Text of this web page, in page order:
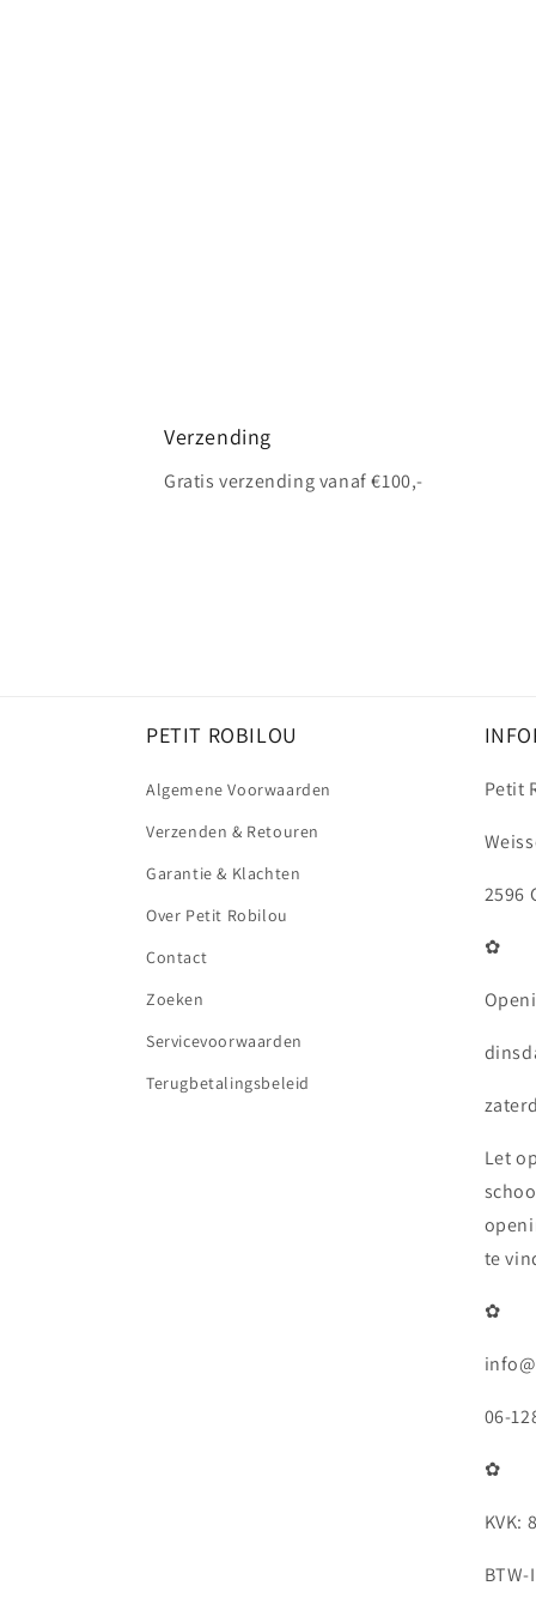
Verzending
Gratis verzending vanaf €100,-
PETIT ROBILOU
Algemene Voorwaarden
Verzenden & Retouren
Garantie & Klachten
Over Petit Robilou
Contact
Zoeken
Servicevoorwaarden
Terugbetalingsbeleid
Petit
2596
✿
Let
te
✿
06-
✿
KVK: